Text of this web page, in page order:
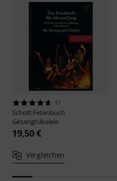
17
Schott Fetenbuch
Gesang/Ukulele
19,50 €
Vergleichen